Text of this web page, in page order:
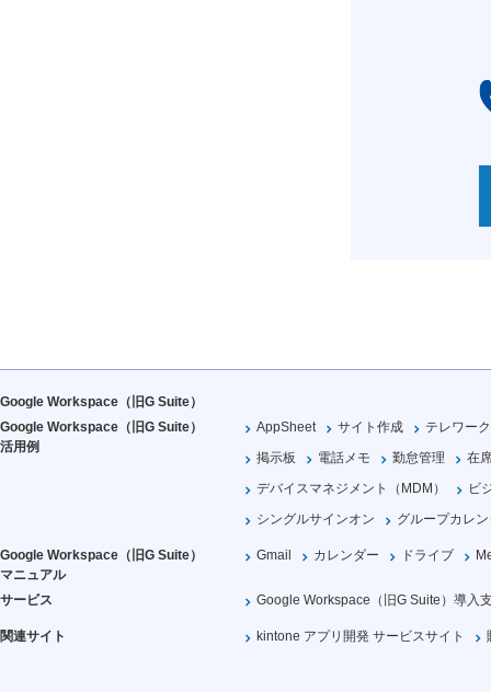
Google Workspace（旧G Suite）
Google Workspace（旧G Suite）
活用例
AppSheet サイト作成
テレワーク
掲示板
電話メモ 勤怠管理
在
デバイスマネジメント（MDM）
ビ
シングルサインオン
グループカレ
Google Workspace（旧G Suite）
マニュアル
Gmail カレンダー ドライブ
サービス Google Workspace（旧G Suite）導入
関連サイト kintone アプリ開発 サービスサイト